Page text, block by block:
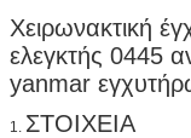
Χειρωνακτική
ελεγκτής 0445
yanmar
1. ΣΤΟΙΧΕΙΑ